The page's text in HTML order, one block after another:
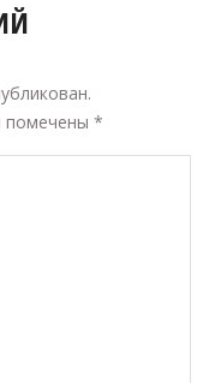
помечены *